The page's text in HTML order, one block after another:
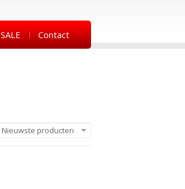
SALE Contact
Nieuwste producten